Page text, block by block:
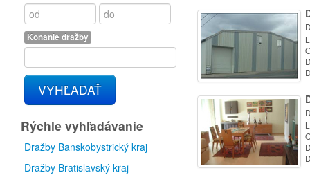
Konanie dražby
VYHĽADAŤ
Rýchle vyhľadávanie
Dražby Banskobystrický kraj
Dražby Bratislavský kraj